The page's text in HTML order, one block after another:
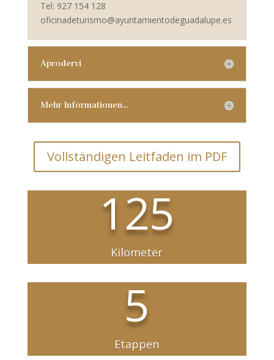
Tel: 927 154 128
oficinadeturismo@ayuntamientodeguadalupe.es
Aprodervi
Mehr Informationen...
Vollständigen Leitfaden im PDF
125
Kilometer
5
Etappen